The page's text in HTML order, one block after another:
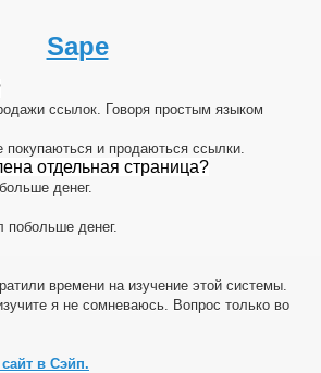
Sape
ссылок. Говоря простым языком
и продаються ссылки.
отдельная страница?
денег.
побольше денег.
времени на изучение этой системы.
я не сомневаюсь. Вопрос только во
в Сэйп.